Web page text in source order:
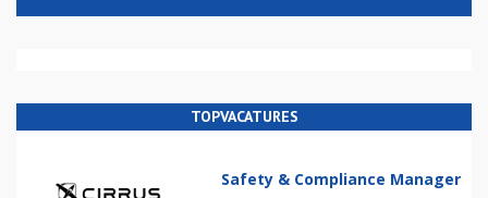
TOPVACATURES
Safety & Compliance Manager